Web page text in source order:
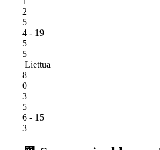
2
5
4 - 19
5
5
Liettua
8
0
3
5
6 - 15
3